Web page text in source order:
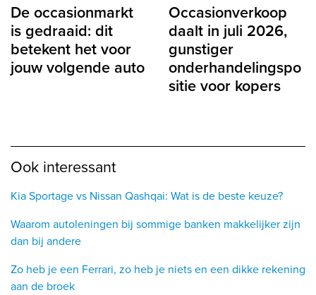
Ook interessant
Kia Sportage vs Nissan Qashqai: Wat is de beste keuze?
Waarom autoleningen bij sommige banken makkelijker zijn
dan bij andere
Zo heb je een Ferrari, zo heb je niets en een dikke rekening
aan de broek
De occasionmarkt
is gedraaid: dit
betekent het voor
jouw volgende auto
Occasionverkoop
daalt in juli 2026,
gunstiger
onderhandelingspo
sitie voor kopers